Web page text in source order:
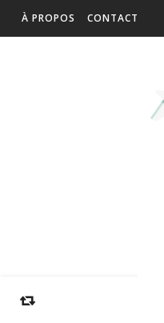
À PROPOS CONTACT